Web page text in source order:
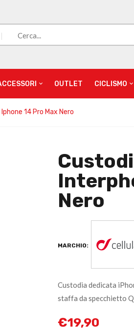
OUTLET CICLISMO
14 Pro Max Nero
Nero
MARCHIO:
Custodia dedicata
staffa da specchietto
€19,90